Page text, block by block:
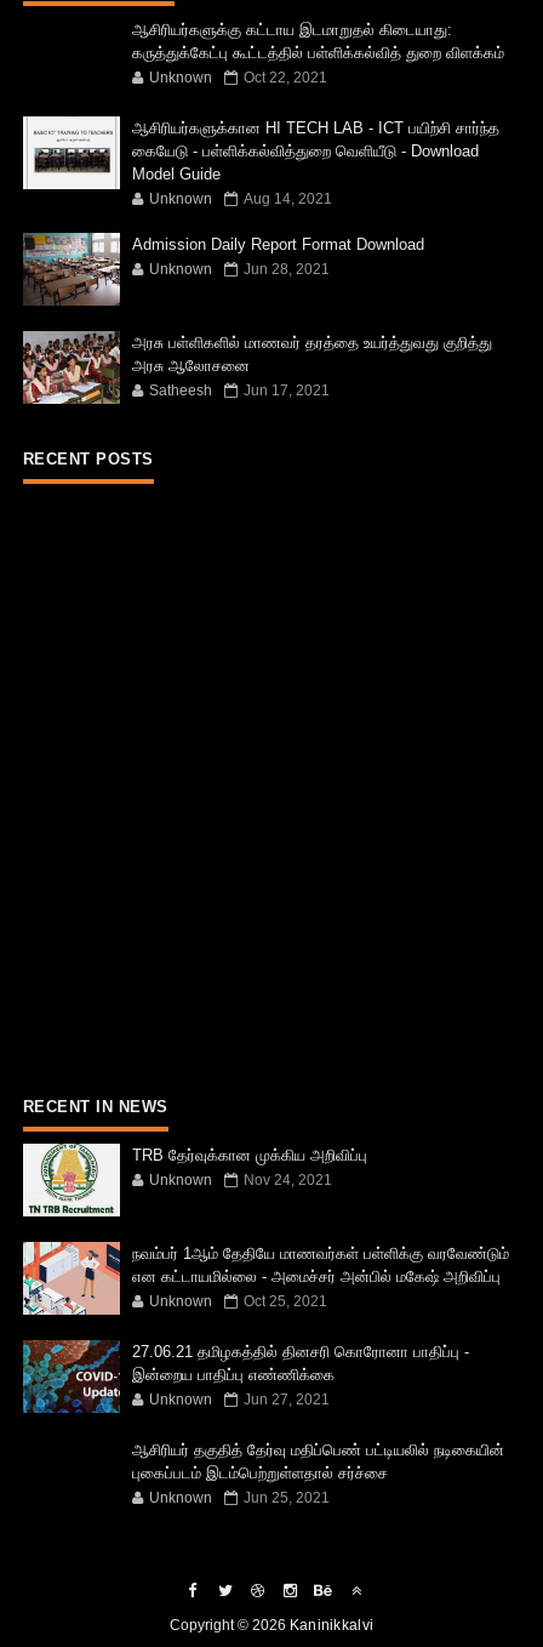
ஆசிரியர்களுக்கு கட்டாய இடமாறுதல் கிடையாது:
கருத்துக்கேட்பு கூட்டத்தில் பள்ளிக்கல்வித் துறை விளக்கம்
Unknown Oct 22, 2021
ஆசிரியர்களுக்கான HI TECH LAB - ICT பயிற்சி சார்ந்த
கையேடு - பள்ளிக்கல்வித்துறை வெளியீடு - Download
Model Guide
Unknown Aug 14, 2021
Admission Daily Report Format Download
Unknown Jun 28, 2021
அரசு பள்ளிகளில் மாணவர் தரத்தை உயர்த்துவது குறித்து
அரசு ஆலோசனை
Satheesh Jun 17, 2021
RECENT POSTS
RECENT IN NEWS
TRB தேர்வுக்கான முக்கிய அறிவிப்பு
Unknown Nov 24, 2021
நவம்பர் 1ஆம் தேதியே மாணவர்கள் பள்ளிக்கு வரவேண்டும்
என கட்டாயமில்லை - அமைச்சர் அன்பில் மகேஷ் அறிவிப்பு
Unknown Oct 25, 2021
27.06.21 தமிழகத்தில் தினசரி கொரோனா பாதிப்பு -
இன்றைய பாதிப்பு எண்ணிக்கை
Unknown Jun 27, 2021
ஆசிரியர் தகுதித் தேர்வு மதிப்பெண் பட்டியலில் நடிகையின்
புகைப்படம் இடம்பெற்றுள்ளதால் சர்ச்சை
Unknown Jun 25, 2021
Copyright © 2026 Kaninikkalvi